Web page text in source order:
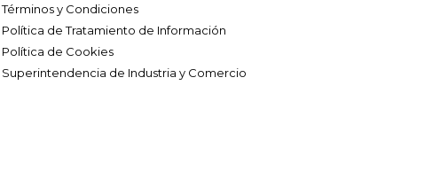
Términos y Condiciones
Política de Tratamiento de Información
Política de Cookies
Superintendencia de Industria y Comercio